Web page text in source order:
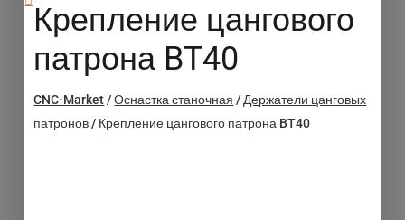
Крепление цангового
патрона BT40
CNC-Market/Оснастка станочная / Держатели цанговых
патронов/ Крепление цангового патрона BT40